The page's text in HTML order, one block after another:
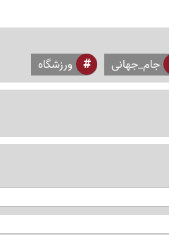
جام_جهانی ورزشگاه